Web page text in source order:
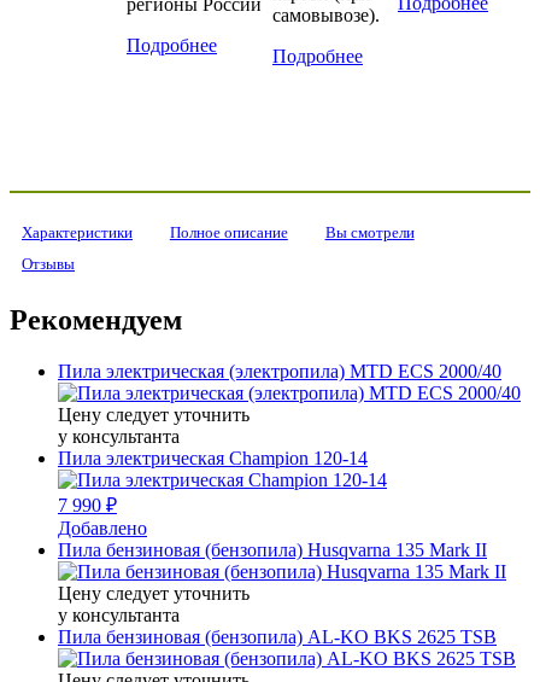
Подробнее
самовывозе).
Подробнее
Характеристики Полное описание
Вы смотрели
Отзывы
Рекомендуем
Пила электрическая (электропила) MTD ECS 2000/40
Цену следует уточнить
у консультанта
Пила электрическая Champion 120-14
7 990 ₽
Добавлено
Пила бензиновая (бензопила) Husqvarna 135 Mark II
Цену следует уточнить
у консультанта
Пила бензиновая (бензопила) AL-KO BKS 2625 TSB